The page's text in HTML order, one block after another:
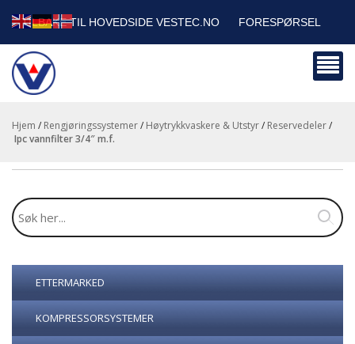
TILBAKE TIL HOVEDSIDE VESTEC.NO FORESPØRSEL
HANDLEVOGN
BEDRIFTSKUNDER
Hjem / Rengjøringssystemer/ Høytrykkvaskere & Utstyr/ Reservedeler/
ipc vannfilter 3/4″ m.f.
ETTERMARKED
KOMPRESSORSYSTEMER